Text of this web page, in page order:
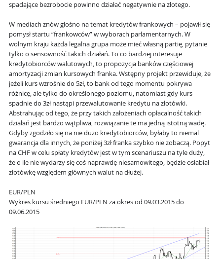
spadające bezrobocie powinno działać negatywnie na złotego.
W mediach znów głośno na temat kredytów frankowych – pojawił się
pomysł startu “frankowców” w wyborach parlamentarnych. W
wolnym kraju każda legalna grupa może mieć własną partię, pytanie
tylko o sensowność takich działań. To co bardziej interesuje
kredytobiorców walutowych, to propozycja banków częściowej
amortyzacji zmian kursowych franka. Wstępny projekt przewiduje, że
jeżeli kurs wzrośnie do 5zł, to bank od tego momentu pokrywa
różnicę, ale tylko do określonego poziomu, natomiast gdy kurs
spadnie do 3zł nastąpi przewalutowanie kredytu na złotówki.
Abstrahując od tego, że przy takich założeniach opłacalność takich
działań jest bardzo wątpliwa, rozwiązanie te ma jedną istotną wadę.
Gdyby zgodziło się na nie dużo kredytobiorców, byłaby to niemal
gwarancja dla innych, że poniżej 3zł franka szybko nie zobaczą. Popyt
na CHF w celu spłaty kredytów jest w tym scenariuszu na tyle duży,
że o ile nie wydarzy się coś naprawdę niesamowitego, będzie osłabiał
złotówkę względem głównych walut na dłużej.
EUR/PLN
Wykres kursu średniego EUR/PLN za okres od 09.03.2015 do
09.06.2015